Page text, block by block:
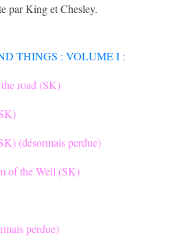
par King et Chesley.
THINGS : VOLUME I :
road (SK)
(désormais perdue)
of the Well (SK)
perdue)